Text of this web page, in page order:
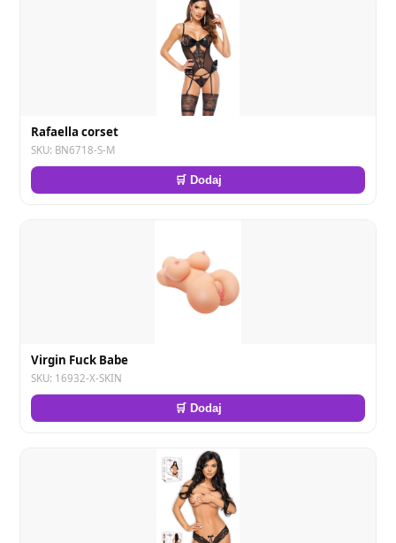
Rafaella corset
SKU: BN6718-S-M
🛒 Dodaj
Virgin Fuck Babe
SKU: 16932-X-SKIN
🛒 Dodaj